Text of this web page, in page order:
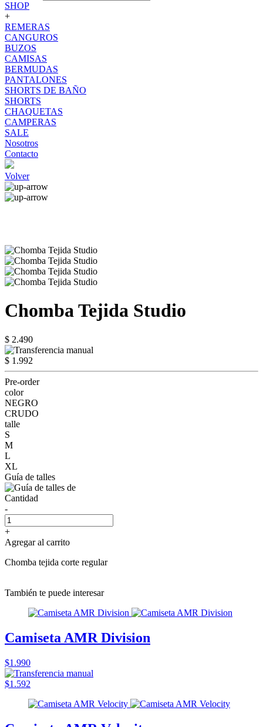
SHOP
+
REMERAS
CANGUROS
BUZOS
CAMISAS
BERMUDAS
PANTALONES
SHORTS DE BAÑO
SHORTS
CHAQUETAS
CAMPERAS
SALE
Nosotros
Contacto
Volver
Chomba Tejida Studio
$ 2.490
$ 1.992
Pre-order
color
NEGRO
CRUDO
talle
S
M
L
XL
Guía de talles
Cantidad
-
+
Agregar al carrito
Chomba tejida corte regular
También te puede interesar
Camiseta AMR Division
$1.990
$1.592